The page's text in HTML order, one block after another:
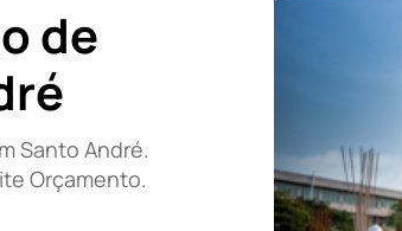
de
Santo André.
Orçamento.